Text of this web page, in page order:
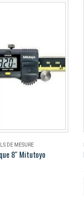
DE MESURE
8″ Mitutoyo